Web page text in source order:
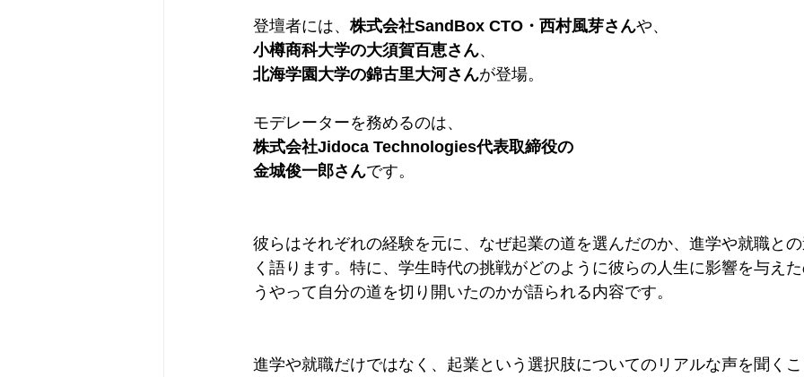
登壇者には、株式会社SandBox CTO・西村風芽さんや、
小樽商科大学の大須賀百恵さん、
北海学園大学の錦古里大河さんが登場。
モデレーターを務めるのは、
株式会社Jidoca Technologies代表取締役の
金城俊一郎さんです。
彼らはそれぞれの経験を元に、なぜ起業の道を選んだのか、進学や就職と
く語ります。特に、学生時代の挑戦がどのように彼らの人生に影響を与え
うやって自分の道を切り開いたのかが語られる内容です。
進学や就職だけではなく、起業という選択肢についてのリアルな声を聞く